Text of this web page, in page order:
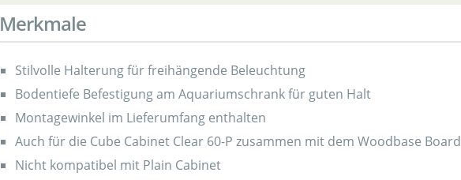
Merkmale
Stilvolle Halterung für freihängende Beleuchtung
Bodentiefe Befestigung am Aquariumschrank für guten Halt
Montagewinkel im Lieferumfang enthalten
Auch für die Cube Cabinet Clear 60-P zusammen mit dem Woodbase Board
Nicht kompatibel mit Plain Cabinet